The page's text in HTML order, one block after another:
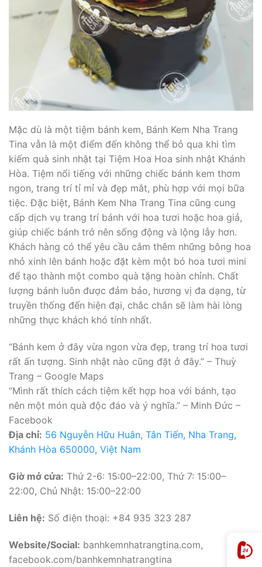
Mặc dù là một tiệm bánh kem, Bánh Kem Nha Trang
Tina vẫn là một điểm đến không thể bỏ qua khi tìm
kiếm quà sinh nhật tại Tiệm Hoa Hoa sinh nhật Khánh
Hòa. Tiệm nổi tiếng với những chiếc bánh kem thơm
ngon, trang trí tỉ mỉ và đẹp mắt, phù hợp với mọi bữa
tiệc. Đặc biệt, Bánh Kem Nha Trang Tina cũng cung
cấp dịch vụ trang trí bánh với hoa tươi hoặc hoa giả,
giúp chiếc bánh trở nên sống động và lộng lẫy hơn.
Khách hàng có thể yêu cầu cắm thêm những bông hoa
nhỏ xinh lên bánh hoặc đặt kèm một bó hoa tươi mini
để tạo thành một combo quà tặng hoàn chỉnh. Chất
lượng bánh luôn được đảm bảo, hương vị đa dạng, từ
truyền thống đến hiện đại, chắc chắn sẽ làm hài lòng
những thực khách khó tính nhất.
“Bánh kem ở đây vừa ngon vừa đẹp, trang trí hoa tươi
rất ấn tượng. Sinh nhật nào cũng đặt ở đây.” – Thuỳ
Trang – Google Maps
“Mình rất thích cách tiệm kết hợp hoa với bánh, tạo
nên một món quà độc đáo và ý nghĩa.” – Minh Đức –
Facebook
Địa chỉ: 56 Nguyễn Hữu Huân, Tân Tiến, Nha Trang,
Khánh Hòa 650000, Việt Nam
Giờ mở cửa: Thứ 2-6: 15:00–22:00, Thứ 7: 15:00–
22:00, Chủ Nhật: 15:00–22:00
Liên hệ: Số điện thoại: +84 935 323 287
Website/Social: banhkemnhatrangtina.com,
facebook.com/banhkemnhatrangtina